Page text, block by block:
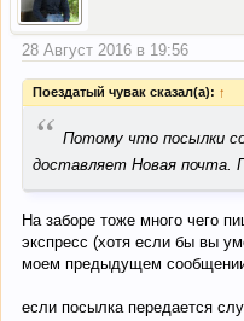
28 Август 2016 в 19:56
Поездатый чувак сказал(а): ↑
“ Потому что посылки
доставляет Новая почта.
На заборе тоже много чего
экспресс (хотя если бы вы
моем предыдущем
если посылка передается